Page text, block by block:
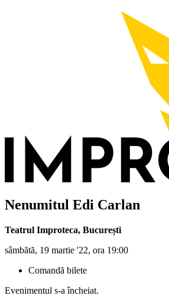
Nenumitul Edi Carlan
Teatrul Improteca, București
sâmbătă, 19 martie '22, ora 19:00
Comandă bilete
Evenimentul s-a încheiat.